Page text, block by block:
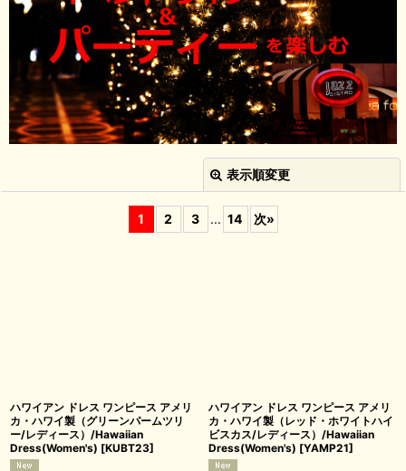
表示順変更
1 2 3 ... 14 次»
ハワイアン ドレス ワンピース アメリ
カ・ハワイ製（グリーンパームツリ
ー/レディース）/Hawaiian
Dress(Women's) [KUBT23]
ハワイアン ドレス ワンピース アメリ
カ・ハワイ製（レッド・ホワイトハイ
ビスカス/レディース）/Hawaiian
Dress(Women's) [YAMP21]